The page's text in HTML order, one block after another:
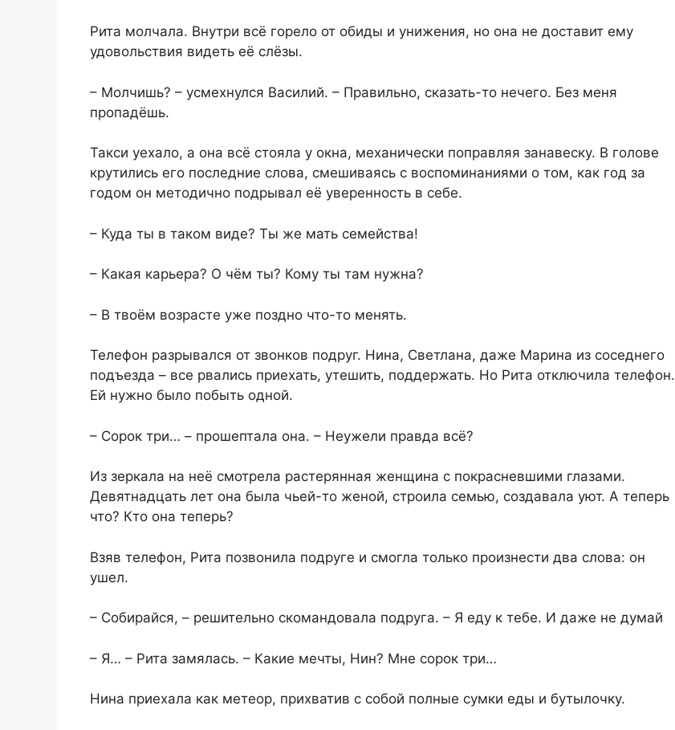
Рита молчала. Внутри всё горело от обиды и унижения, но она не доставит ему
удовольствия видеть её слёзы.
– Молчишь? – усмехнулся Василий. – Правильно, сказать-то нечего. Без меня
пропадёшь.
Такси уехало, а она всё стояла у окна, механически поправляя занавеску. В голове
крутились его последние слова, смешиваясь с воспоминаниями о том, как год за
годом он методично подрывал её уверенность в себе.
– Куда ты в таком виде? Ты же мать семейства!
– Какая карьера? О чём ты? Кому ты там нужна?
– В твоём возрасте уже поздно что-то менять.
Телефон разрывался от звонков подруг. Нина, Светлана, даже Марина из соседнего
подъезда – все рвались приехать, утешить, поддержать. Но Рита отключила телефон.
Ей нужно было побыть одной.
– Сорок три… – прошептала она. – Неужели правда всё?
Из зеркала на неё смотрела растерянная женщина с покрасневшими глазами.
Девятнадцать лет она была чьей-то женой, строила семью, создавала уют. А теперь
что? Кто она теперь?
Взяв телефон, Рита позвонила подруге и смогла только произнести два слова: он
ушел.
– Собирайся, – решительно скомандовала подруга. – Я еду к тебе. И даже не думай
– Я… – Рита замялась. – Какие мечты, Нин? Мне сорок три…
Нина приехала как метеор, прихватив с собой полные сумки еды и бутылочку.